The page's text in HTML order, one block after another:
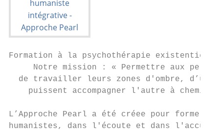
Formation à la psychothérapie
Notre mission : « Permettre aux
de travailler leurs zones d'ombre,
puissent accompagner l'autre à
L’Approche Pearl a été créee pour
humanistes, dans l'écoute et dans